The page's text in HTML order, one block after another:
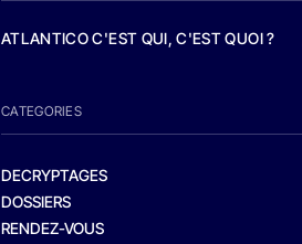
ATLANTICO C'EST QUI, C'EST QUOI ?
CATEGORIES
DECRYPTAGES
DOSSIERS
RENDEZ-VOUS